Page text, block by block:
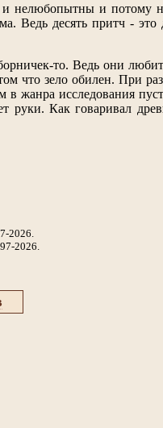
нелюбопытны и потому
десять притч - это
то. Ведь они
что зело обилен. При
в жанра исследования
руки. Как говаривал
2026.
2026.